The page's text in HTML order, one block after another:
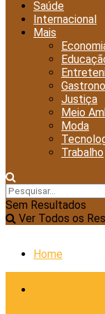
Saúde
Internacional
Mais
Justiça
Meio
Moda
Trabalho
Sem Resultados
Ver Todos os
Home